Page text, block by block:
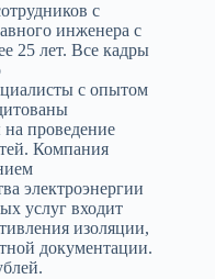
с
инженера с
25 лет. Все кадры
с опытом
проведение
Компания
электроэнергии
услуг входит
изоляции,
документации.